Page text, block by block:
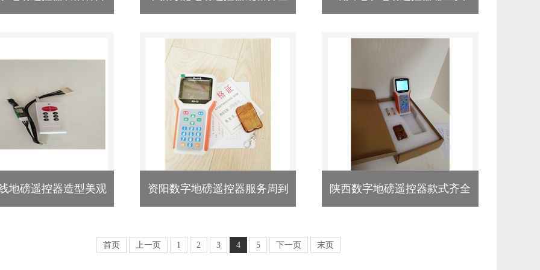
地磅遥控器造型美观 资阳数字地磅遥控器服务周到 陕西数字地磅遥控器款式齐全
首页 上一页 1 2 3 4 5 下一页 末页